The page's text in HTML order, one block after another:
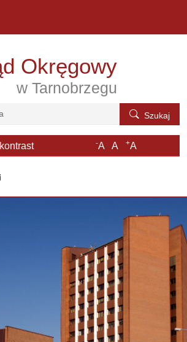
Okręgowy
w Tarnobrzegu
Szukaj
-A A +A
otwiera się w nowym oknie